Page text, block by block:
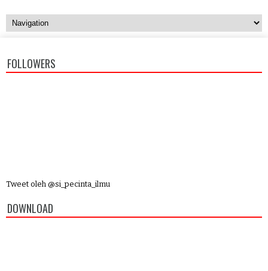
FOLLOWERS
Tweet oleh @si_pecinta_ilmu
DOWNLOAD